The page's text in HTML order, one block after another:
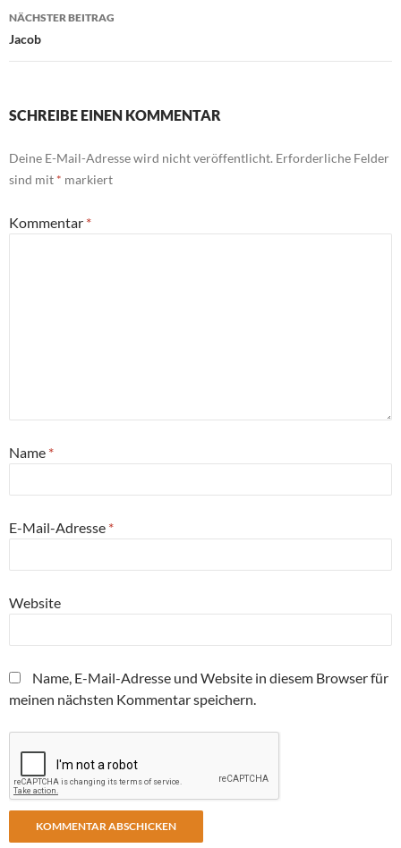
NÄCHSTER BEITRAG
Jacob
SCHREIBE EINEN KOMMENTAR
Deine E-Mail-Adresse wird nicht veröffentlicht. Erforderliche Felder
sind mit * markiert
Kommentar *
Name *
E-Mail-Adresse *
Website
Name, E-Mail-Adresse und Website in diesem Browser für
meinen nächsten Kommentar speichern.